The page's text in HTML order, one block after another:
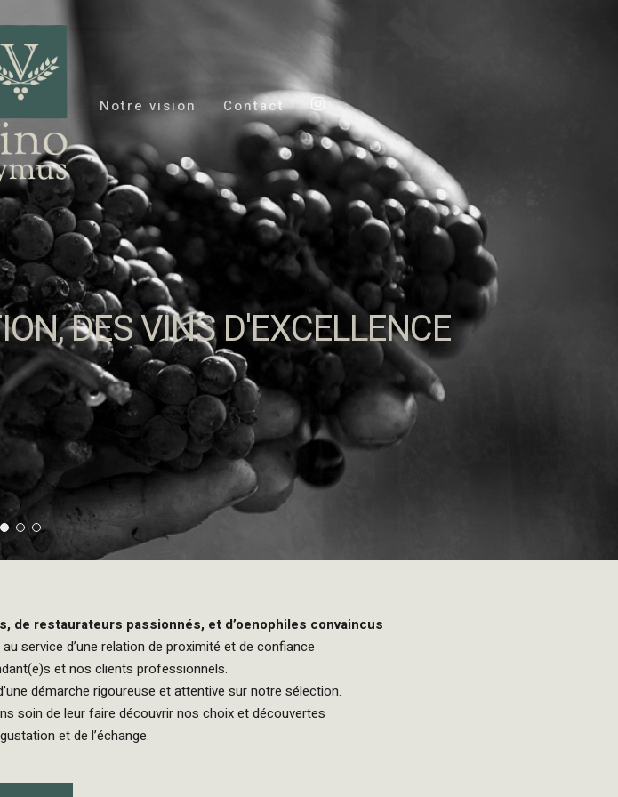
Notre vision Contact Instagram
de restaurateurs passionnés, et d’oenophiles convaincus
service d’une relation de proximité et de confiance
et nos clients professionnels.
démarche rigoureuse et attentive sur notre sélection.
soin de leur faire découvrir nos choix et découvertes
et de l’échange.